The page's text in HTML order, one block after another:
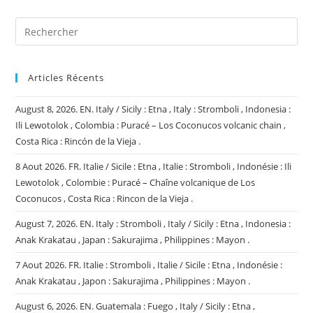
Articles Récents
August 8, 2026. EN. Italy / Sicily : Etna , Italy : Stromboli , Indonesia :
Ili Lewotolok , Colombia : Puracé – Los Coconucos volcanic chain ,
Costa Rica : Rincón de la Vieja .
8 Aout 2026. FR. Italie / Sicile : Etna , Italie : Stromboli , Indonésie : Ili
Lewotolok , Colombie : Puracé – Chaîne volcanique de Los
Coconucos , Costa Rica : Rincon de la Vieja .
August 7, 2026. EN. Italy : Stromboli , Italy / Sicily : Etna , Indonesia :
Anak Krakatau , Japan : Sakurajima , Philippines : Mayon .
7 Aout 2026. FR. Italie : Stromboli , Italie / Sicile : Etna , Indonésie :
Anak Krakatau , Japon : Sakurajima , Philippines : Mayon .
August 6, 2026. EN. Guatemala : Fuego , Italy / Sicily : Etna ,